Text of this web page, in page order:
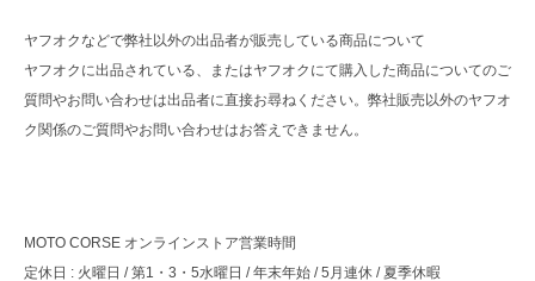
ヤフオクなどで弊社以外の出品者が販売している商品について
ヤフオクに出品されている、またはヤフオクにて購入した商品についてのご
質問やお問い合わせは出品者に直接お尋ねください。弊社販売以外のヤフオ
ク関係のご質問やお問い合わせはお答えできません。
MOTO CORSE オンラインストア営業時間
定休日 : 火曜日 / 第1・3・5水曜日 / 年末年始 / 5月連休 / 夏季休暇